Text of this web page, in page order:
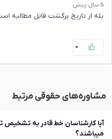
۵ سال پیش
بله از تاریخ برگشت قابل مطالبه
۰
مشاوره‌های حقوقی مرتبط
آیا کارشناسان خط قادر به
میباشند؟